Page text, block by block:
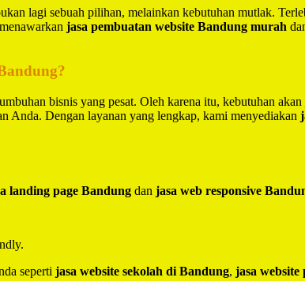
lagi sebuah pilihan, melainkan kebutuhan mutlak.
jasa pembuatan website Bandung murah
bisnis yang pesat. Oleh karena itu, kebutuhan akan
Anda. Dengan layanan yang lengkap, kami menyediakan
landing page Bandung dan jasa web responsive
seperti jasa website sekolah di Bandung, jasa website